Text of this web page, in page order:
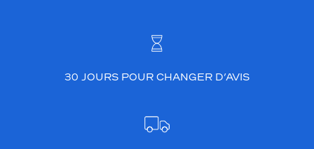
30 JOURS POUR CHANGER D’AVIS